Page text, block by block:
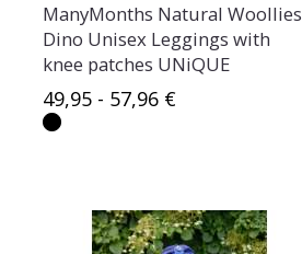
ManyMonths Natural Woollies
Dino Unisex Leggings with
knee patches UNiQUE
49,95 - 57,96 €